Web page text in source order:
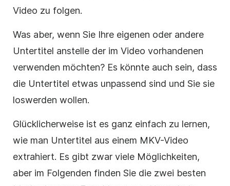
Video zu folgen.
Was aber, wenn Sie Ihre eigenen oder andere
Untertitel anstelle der im Video vorhandenen
verwenden möchten? Es könnte auch sein, dass
die Untertitel etwas unpassend sind und Sie sie
loswerden wollen.
Glücklicherweise ist es ganz einfach zu lernen,
wie man Untertitel aus einem MKV-Video
extrahiert. Es gibt zwar viele Möglichkeiten,
aber im Folgenden finden Sie die zwei besten